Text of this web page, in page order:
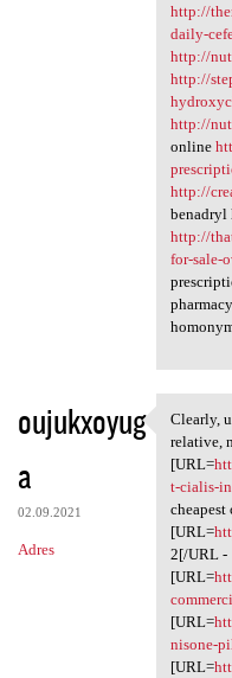
http://
daily-
http://
http://
http://
online
http://
benadryl
http://
for-sale-
oujukxoyug
a
02.09.2021
Adres
Clearly,
Clearly,
relative,
[URL=
t-cialis-
[URL=
2[/URL -
[URL=
[URL=
nisone-
[URL=